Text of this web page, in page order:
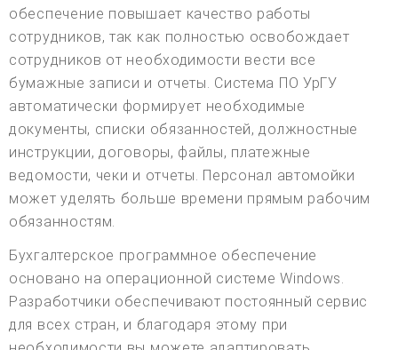
обеспечение повышает качество работы
сотрудников, так как полностью освобождает
сотрудников от необходимости вести все
бумажные записи и отчеты. Система ПО УрГУ
автоматически формирует необходимые
документы, списки обязанностей, должностные
инструкции, договоры, файлы, платежные
ведомости, чеки и отчеты. Персонал автомойки
может уделять больше времени прямым рабочим
обязанностям.
Бухгалтерское программное обеспечение
основано на операционной системе Windows.
Разработчики обеспечивают постоянный сервис
для всех стран, и благодаря этому при